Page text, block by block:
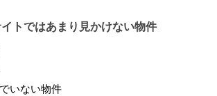
トではあまり見かけない物件
いない物件